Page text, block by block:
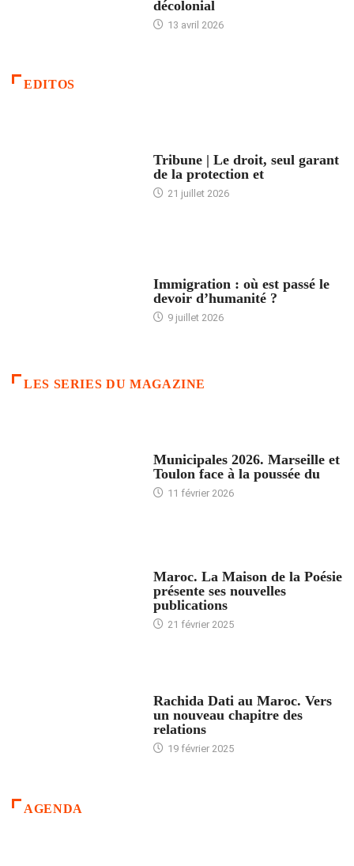
décolonial
13 avril 2026
EDITOS
Tribune | Le droit, seul garant
de la protection et
21 juillet 2026
Immigration : où est passé le
devoir d’humanité ?
9 juillet 2026
LES SERIES DU MAGAZINE
Municipales 2026. Marseille et
Toulon face à la poussée du
11 février 2026
Maroc. La Maison de la Poésie
présente ses nouvelles
publications
21 février 2025
Rachida Dati au Maroc. Vers
un nouveau chapitre des
relations
19 février 2025
AGENDA